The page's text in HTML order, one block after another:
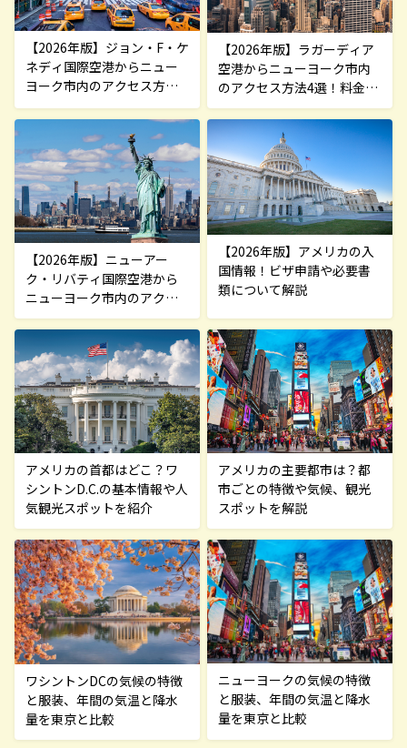
【2026年版】ジョン・F・ケ
ネディ国際空港からニュー
ヨーク市内のアクセス方法6
選！料金や所要時間を解説
【2026年版】ラガーディア
空港からニューヨーク市内
のアクセス方法4選！料金や
所要時間を解説
【2026年版】ニューアー
ク・リバティ国際空港から
ニューヨーク市内のアクセ
ス方法5選！料金や所要時間
【2026年版】アメリカの入
国情報！ビザ申請や必要書
類について解説
アメリカの首都はどこ？ワ
シントンD.C.の基本情報や人
気観光スポットを紹介
アメリカの主要都市は？都
市ごとの特徴や気候、観光
スポットを解説
ワシントンDCの気候の特徴
と服装、年間の気温と降水
量を東京と比較
ニューヨークの気候の特徴
と服装、年間の気温と降水
量を東京と比較